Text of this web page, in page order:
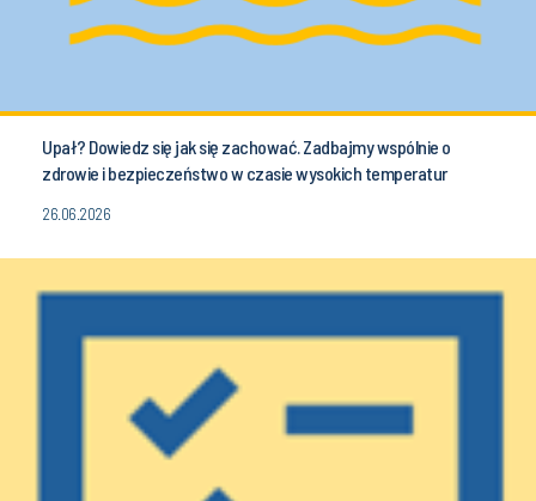
Upał? Dowiedz się jak się zachować. Zadbajmy wspólnie o
zdrowie i bezpieczeństwo w czasie wysokich temperatur
26.06.2026